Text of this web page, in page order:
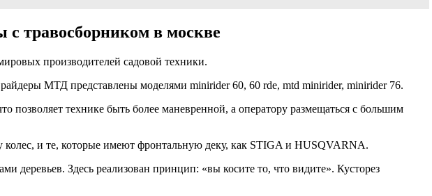
травосборником в москве
производителей садовой техники.
МТД представлены моделями minirider 60, 60 rde, mtd minirider, minirider 76.
позволяет технике быть более маневренной, а оператору размещаться с большим
колес, и те, которые имеют фронтальную деку, как STIGA и HUSQVARNA.
деревьев. Здесь реализован принцип: «вы косите то, что видите». Кусторез